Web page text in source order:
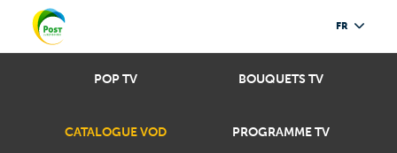
FR
POP TV BOUQUETS TV
CATALOGUE VOD PROGRAMME TV